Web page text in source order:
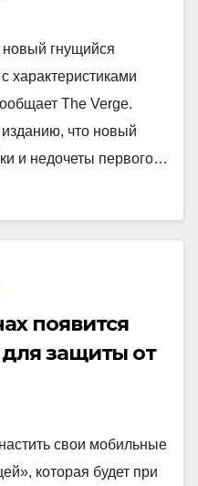
гнущийся
характеристиками
The Verge.
что новый
и недочеты первого…
появится
защиты от
свои мобильные
которая будет при